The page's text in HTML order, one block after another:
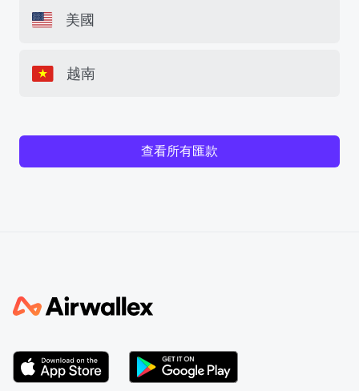
美國
越南
查看所有匯款